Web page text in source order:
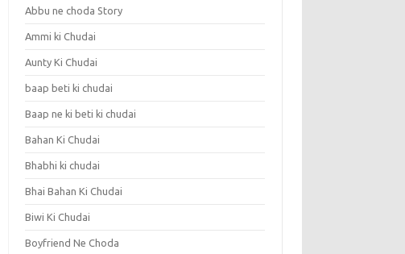
Abbu ne choda Story
Ammi ki Chudai
Aunty Ki Chudai
baap beti ki chudai
Baap ne ki beti ki chudai
Bahan Ki Chudai
Bhabhi ki chudai
Bhai Bahan Ki Chudai
Biwi Ki Chudai
Boyfriend Ne Choda